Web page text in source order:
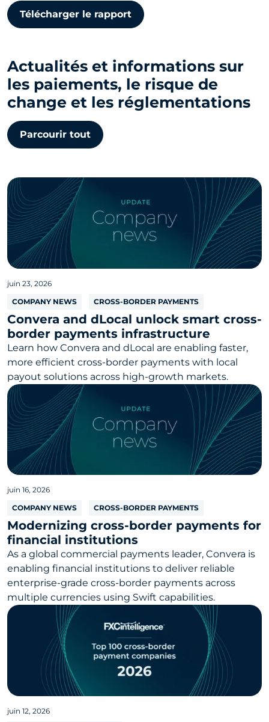
Télécharger le rapport
Actualités et informations sur
les paiements, le risque de
change et les réglementations
Parcourir tout
juin 23, 2026
COMPANY NEWS
CROSS-BORDER PAYMENTS
Convera and dLocal unlock smart cross-
border payments infrastructure
Learn how Convera and dLocal are enabling faster,
more efficient cross-border payments with local
payout solutions across high-growth markets.
juin 16, 2026
COMPANY NEWS
CROSS-BORDER PAYMENTS
Modernizing cross-border payments for
financial institutions
As a global commercial payments leader, Convera is
enabling financial institutions to deliver reliable
enterprise-grade cross-border payments across
multiple currencies using Swift capabilities.
juin 12, 2026